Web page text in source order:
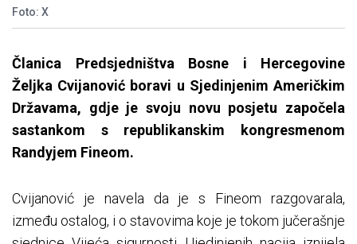
Foto: X
Članica Predsjedništva Bosne i Hercegovine
Željka Cvijanović boravi u Sjedinjenim Američkim
Državama, gdje je svoju novu posjetu započela
sastankom s republikanskim kongresmenom
Randyjem Fineom.
Cvijanović je navela da je s Fineom razgovarala,
između ostalog, i o stavovima koje je tokom jučerašnje